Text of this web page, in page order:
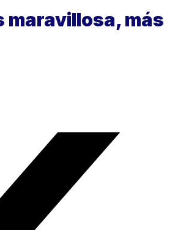
maravillosa, más